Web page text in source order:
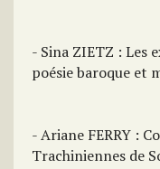
- Sina ZIETZ : Les
poésie baroque et
- Ariane FERRY :
Trachiniennes de